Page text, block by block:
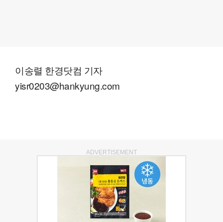
이송렬 한경닷컴 기자
yisr0203@hankyung.com
ADVERTISEMENT